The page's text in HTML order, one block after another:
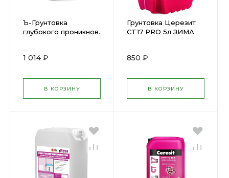
Ъ-Грунтовка
глубокого проникнов.
1 014 ₽
В КОРЗИНУ
Грунтовка Церезит
CT17 PRO 5л ЗИМА
850 ₽
В КОРЗИНУ